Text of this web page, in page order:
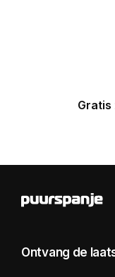
Gratis
Ontvang de